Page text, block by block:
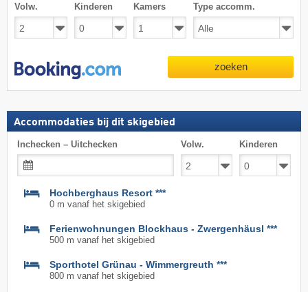
Volw. Kinderen Kamers Type accomm.
zoeken
Accommodaties bij dit skigebied
Inchecken – Uitchecken Volw. Kinderen
Hochberghaus Resort ***
0 m vanaf het skigebied
Ferienwohnungen Blockhaus - Zwergenhäusl ***
500 m vanaf het skigebied
Sporthotel Grünau - Wimmergreuth ***
800 m vanaf het skigebied